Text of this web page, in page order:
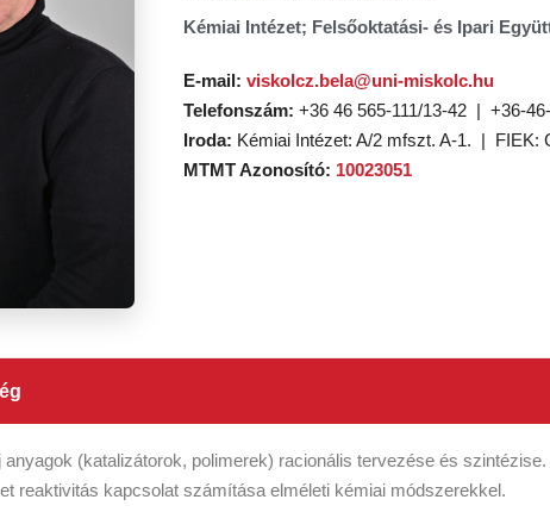
Kémiai Intézet; Felsőoktatási- és Ipari
E-mail: viskolcz.bela@uni-miskolc.hu
Telefonszám: +36 46 565-111/13-42 | +36-
Iroda: Kémiai Intézet: A/2 mfszt. A-1. | FIEK:
MTMT Azonosító: 10023051
(katalizátorok, polimerek) racionális tervezése és
reaktivitás kapcsolat számítása elméleti kémiai módszerekkel.